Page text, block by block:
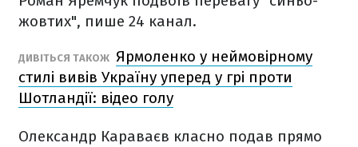
жовтих", пише 24 канал.
ДИВІТЬСЯ ТАКОЖ Ярмоленко у неймовірному
стилі вивів Україну уперед у грі проти
Шотландії: відео голу
Олександр Караваєв класно подав прямо